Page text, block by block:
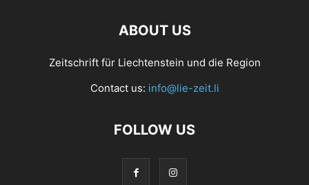
ABOUT US
Zeitschrift für Liechtenstein und die Region
Contact us: info@lie-zeit.li
FOLLOW US